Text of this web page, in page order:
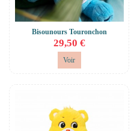
Bisounours Touronchon
29,50 €
Voir